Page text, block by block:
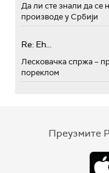
Да ли сте знали да се
производе у Србији
Re: Eh...
Лесковачка спржа –
пореклом
Преузмите